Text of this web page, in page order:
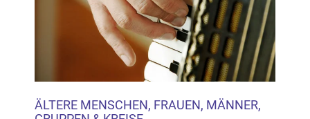
ÄLTERE MENSCHEN, FRAUEN, MÄNNER,